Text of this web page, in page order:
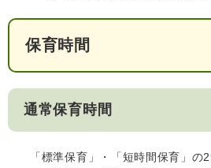
保育時間
通常保育時間
「標準保育」・「短時間保育」の